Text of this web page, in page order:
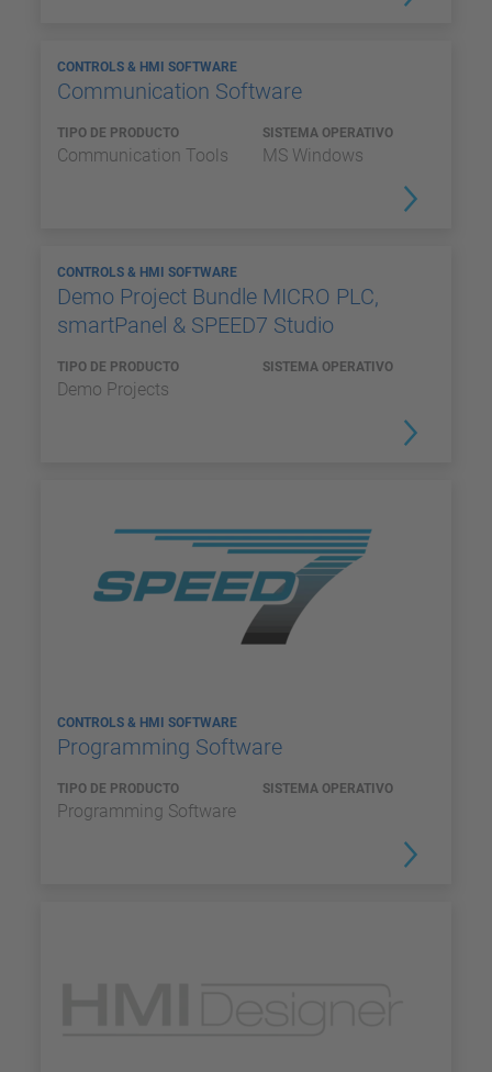
CONTROLS & HMI SOFTWARE
Communication Software
TIPO DE PRODUCTO
Communication Tools
SISTEMA OPERATIVO
MS Windows
CONTROLS & HMI SOFTWARE
Demo Project Bundle MICRO PLC,
smartPanel & SPEED7 Studio
TIPO DE PRODUCTO
Demo Projects
SISTEMA OPERATIVO
CONTROLS & HMI SOFTWARE
Programming Software
TIPO DE PRODUCTO
Programming Software
SISTEMA OPERATIVO